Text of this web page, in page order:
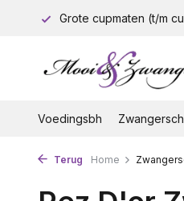
Grote cupmaten (t/m
Voedingsbh
Terug Home